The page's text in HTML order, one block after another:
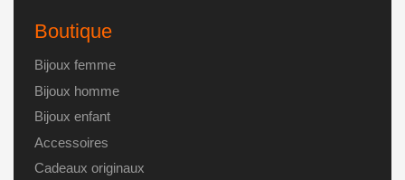
Boutique
Bijoux femme
Bijoux homme
Bijoux enfant
Accessoires
Cadeaux originaux